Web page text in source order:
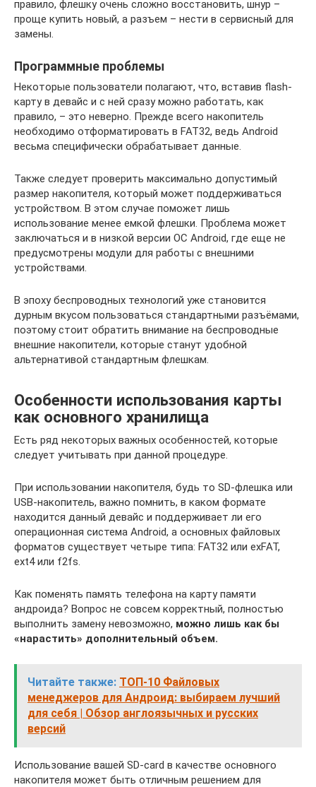
правило, флешку очень сложно восстановить, шнур –
проще купить новый, а разъем – нести в сервисный для
замены.
Программные проблемы
Некоторые пользователи полагают, что, вставив flash-
карту в девайс и с ней сразу можно работать, как
правило, – это неверно. Прежде всего накопитель
необходимо отформатировать в FAT32, ведь Android
весьма специфически обрабатывает данные.
Также следует проверить максимально допустимый
размер накопителя, который может поддерживаться
устройством. В этом случае поможет лишь
использование менее емкой флешки. Проблема может
заключаться и в низкой версии ОС Android, где еще не
предусмотрены модули для работы с внешними
устройствами.
В эпоху беспроводных технологий уже становится
дурным вкусом пользоваться стандартными разъёмами,
поэтому стоит обратить внимание на беспроводные
внешние накопители, которые станут удобной
альтернативой стандартным флешкам.
Особенности использования карты
как основного хранилища
Есть ряд некоторых важных особенностей, которые
следует учитывать при данной процедуре.
При использовании накопителя, будь то SD-флешка или
USB-накопитель, важно помнить, в каком формате
находится данный девайс и поддерживает ли его
операционная система Android, а основных файловых
форматов существует четыре типа: FAT32 или exFAT,
ext4 или f2fs.
Как поменять память телефона на карту памяти
андроида? Вопрос не совсем корректный, полностью
выполнить замену невозможно, можно лишь как бы
«нарастить» дополнительный объем.
Читайте также: ТОП-10 Файловых
менеджеров для Андроид: выбираем лучший
для себя | Обзор англоязычных и русских
версий
Использование вашей SD-card в качестве основного
накопителя может быть отличным решением для